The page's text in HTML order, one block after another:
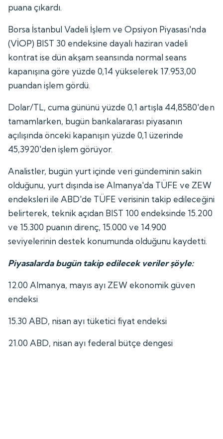
puana çıkardı.
Borsa İstanbul Vadeli İşlem ve Opsiyon Piyasası'nda
(VİOP) BIST 30 endeksine dayalı haziran vadeli
kontrat ise dün akşam seansında normal seans
kapanışına göre yüzde 0,14 yükselerek 17.953,00
puandan işlem gördü.
Dolar/TL, cuma gününü yüzde 0,1 artışla 44,8580'den
tamamlarken, bugün bankalararası piyasanın
açılışında önceki kapanışın yüzde 0,1 üzerinde
45,3920'den işlem görüyor.
Analistler, bugün yurt içinde veri gündeminin sakin
olduğunu, yurt dışında ise Almanya'da TÜFE ve ZEW
endeksleri ile ABD'de TÜFE verisinin takip edileceğini
belirterek, teknik açıdan BIST 100 endeksinde 15.200
ve 15.300 puanın direnç, 15.000 ve 14.900
seviyelerinin destek konumunda olduğunu kaydetti.
Piyasalarda bugün takip edilecek veriler şöyle:
12.00 Almanya, mayıs ayı ZEW ekonomik güven
endeksi
15.30 ABD, nisan ayı tüketici fiyat endeksi
21.00 ABD, nisan ayı federal bütçe dengesi